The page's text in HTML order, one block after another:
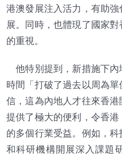
港澳發展注入活力，有助
展。同時，也體現了國家
的重視。
他特別提到，新措施下內
時間「打破了過去以周為
信，這為內地人才往來香港
提供了極大的便利，令香
的多個行業受益。例如，
和科研機構開展深入課題